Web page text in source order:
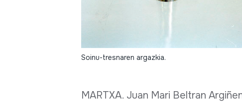
Soinu-tresnaren argazkia.
MARTXA. Juan Mari Beltran